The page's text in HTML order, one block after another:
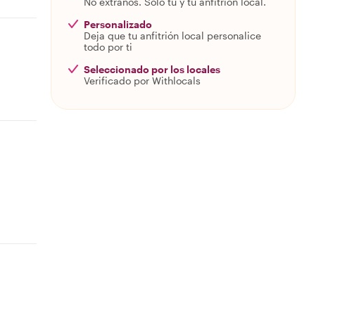
Personalizado
Deja que tu anfitrión local personalice
todo por ti
Seleccionado por los locales
Verificado por Withlocals